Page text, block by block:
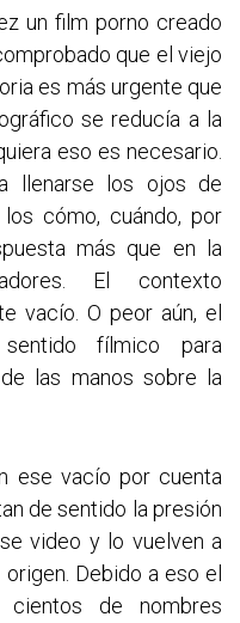
un film porno creado
que el viejo
es más urgente que
se reducía a la
eso es necesario.
llenarse los ojos de
cómo, cuándo, por
más que en la
El contexto
vacío. O peor aún, el
fílmico para
las manos sobre la
ese vacío por cuenta
de sentido la presión
video y lo vuelven a
Debido a eso el
de nombres